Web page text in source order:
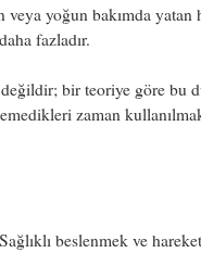
yoğun bakımda yatan
fazladır.
bir teoriye göre bu
zaman
beslenmek ve